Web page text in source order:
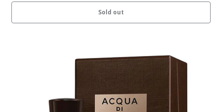
Sold out